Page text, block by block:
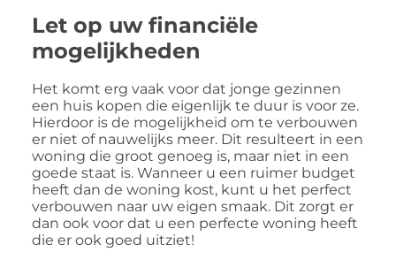
Let op uw financiële
mogelijkheden
Het komt erg vaak voor dat jonge gezinnen
een huis kopen die eigenlijk te duur is voor ze.
Hierdoor is de mogelijkheid om te verbouwen
er niet of nauwelijks meer. Dit resulteert in een
woning die groot genoeg is, maar niet in een
goede staat is. Wanneer u een ruimer budget
heeft dan de woning kost, kunt u het perfect
verbouwen naar uw eigen smaak. Dit zorgt er
dan ook voor dat u een perfecte woning heeft
die er ook goed uitziet!